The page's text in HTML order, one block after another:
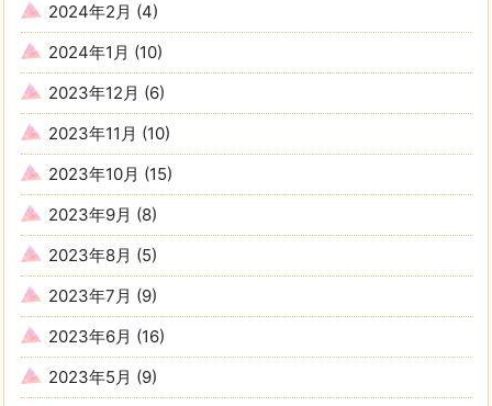
2024年2月 (4)
2024年1月 (10)
2023年12月 (6)
2023年11月 (10)
2023年10月 (15)
2023年9月 (8)
2023年8月 (5)
2023年7月 (9)
2023年6月 (16)
2023年5月 (9)